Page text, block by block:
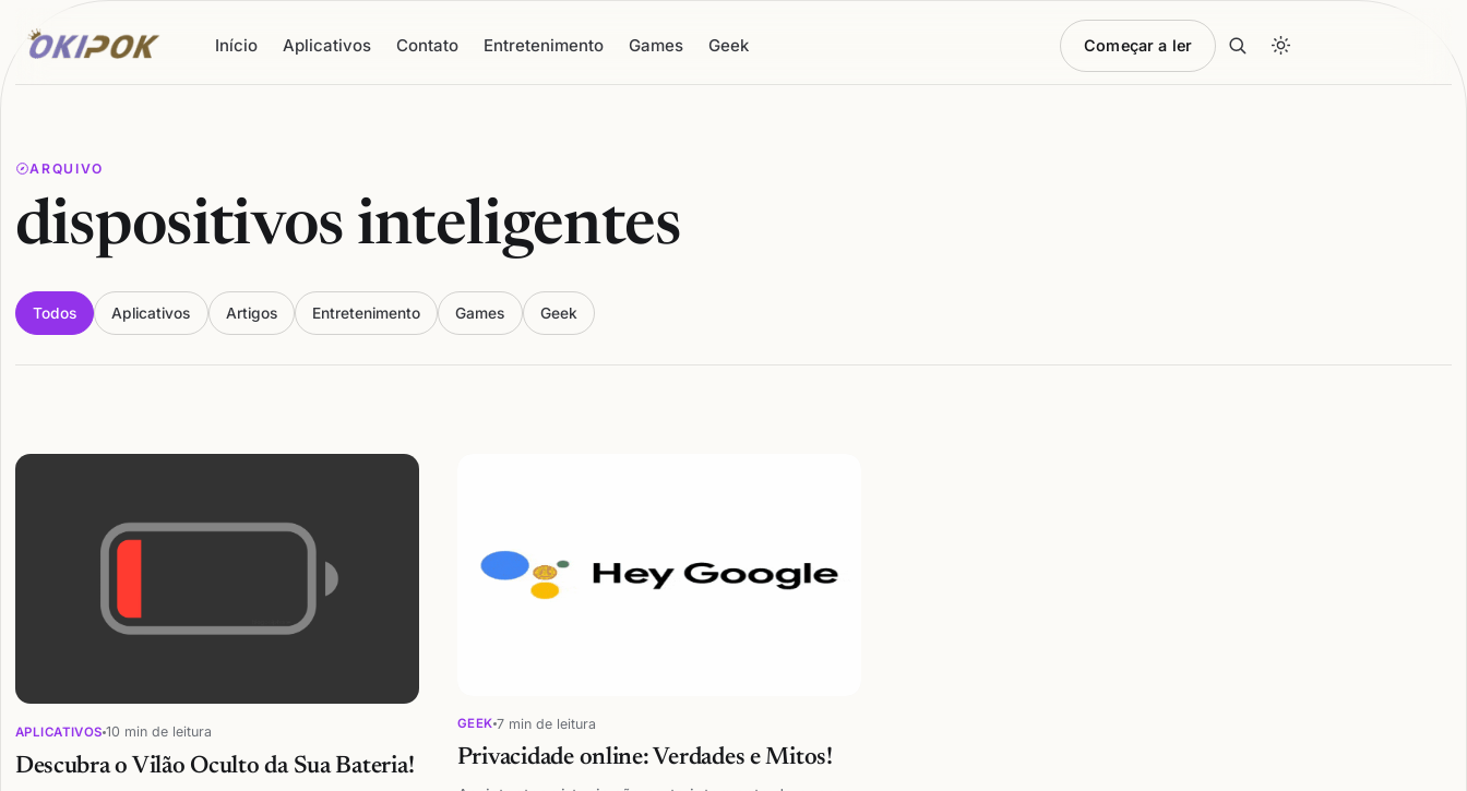
Início Aplicativos Contato Entretenimento Games Geek Começar a ler
ARQUIVO
dispositivos inteligentes
Todos Aplicativos Artigos Entretenimento Games Geek
Articles
APLICATIVOS 10 min de leitura
Descubra o Vilão Oculto da Sua Bateria!
GEEK 7 min de leitura
Privacidade online: Verdades e Mitos!